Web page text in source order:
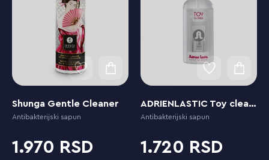
Shunga Gentle Cleaner
Antibakterijski sapun
1.970
ADRIENLASTIC Toy cleaner
Antibakterijski sapun
1.720